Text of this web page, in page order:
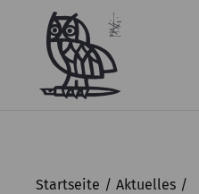
Barrierefrei
Startseite
Aktuelles